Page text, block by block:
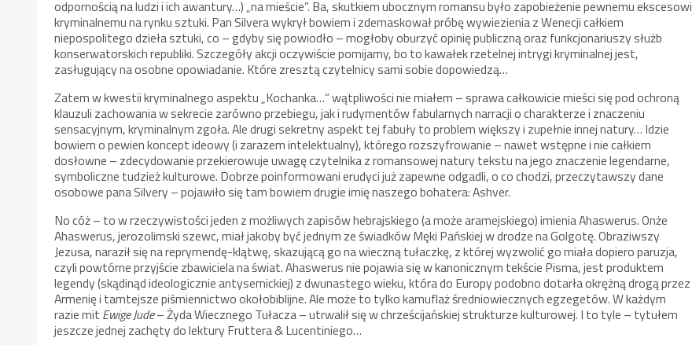
odpornością na ludzi i ich awantury…) „na mieście”. Ba, skutkiem ubocznym romansu było zapobieżenie pewnemu ekscesowi
kryminalnemu na rynku sztuki. Pan Silvera wykrył bowiem i zdemaskował próbę wywiezienia z Wenecji całkiem
niepospolitego dzieła sztuki, co – gdyby się powiodło – mogłoby oburzyć opinię publiczną oraz funkcjonariuszy służb
konserwatorskich republiki. Szczegóły akcji oczywiście pomijamy, bo to kawałek rzetelnej intrygi kryminalnej jest,
zasługujący na osobne opowiadanie. Które zresztą czytelnicy sami sobie dopowiedzą…
Zatem w kwestii kryminalnego aspektu „Kochanka…” wątpliwości nie miałem – sprawa całkowicie mieści się pod ochroną
klauzuli zachowania w sekrecie zarówno przebiegu, jak i rudymentów fabularnych narracji o charakterze i znaczeniu
sensacyjnym, kryminalnym zgoła. Ale drugi sekretny aspekt tej fabuły to problem większy i zupełnie innej natury… Idzie
bowiem o pewien koncept ideowy (i zarazem intelektualny), którego rozszyfrowanie – nawet wstępne i nie całkiem
dosłowne – zdecydowanie przekierowuje uwagę czytelnika z romansowej natury tekstu na jego znaczenie legendarne,
symboliczne tudzież kulturowe. Dobrze poinformowani erudyci już zapewne odgadli, o co chodzi, przeczytawszy dane
osobowe pana Silvery – pojawiło się tam bowiem drugie imię naszego bohatera: Ashver.
No cóż – to w rzeczywistości jeden z możliwych zapisów hebrajskiego (a może aramejskiego) imienia Ahaswerus. Onże
Ahaswerus, jerozolimski szewc, miał jakoby być jednym ze świadków Męki Pańskiej w drodze na Golgotę. Obraziwszy
Jezusa, naraził się na reprymendę-klątwę, skazującą go na wieczną tułaczkę, z której wyzwolić go miała dopiero paruzja,
czyli powtórne przyjście zbawiciela na świat. Ahaswerus nie pojawia się w kanonicznym tekście Pisma, jest produktem
legendy (skądinąd ideologicznie antysemickiej) z dwunastego wieku, która do Europy podobno dotarła okrężną drogą przez
Armenię i tamtejsze piśmiennictwo okołobiblijne. Ale może to tylko kamuflaż średniowiecznych egzegetów. W każdym
razie mit Ewige Jude– Żyda Wiecznego Tułacza – utrwalił się w chrześcijańskiej strukturze kulturowej. I to tyle – tytułem
jeszcze jednej zachęty do lektury Fruttera & Lucentiniego…